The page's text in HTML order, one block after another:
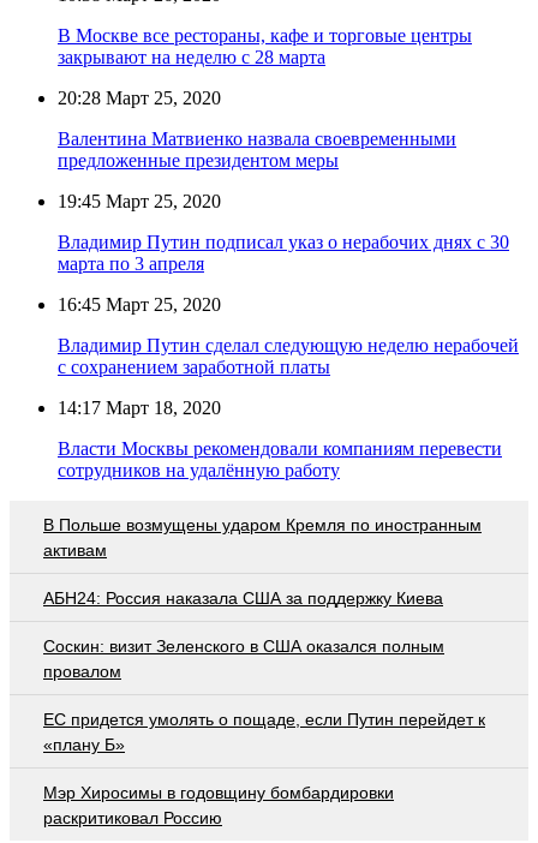
В Москве все рестораны, кафе и торговые центры
закрывают на неделю с 28 марта
20:28 Март 25, 2020
Валентина Матвиенко назвала своевременными
предложенные президентом меры
19:45 Март 25, 2020
Владимир Путин подписал указ о нерабочих днях с 30
марта по 3 апреля
16:45 Март 25, 2020
Владимир Путин сделал следующую неделю нерабочей
с сохранением заработной платы
14:17 Март 18, 2020
Власти Москвы рекомендовали компаниям перевести
сотрудников на удалённую работу
В Польше возмущены ударом Кремля по иностранным
активам
АБН24: Россия наказала США за поддержку Киева
Соскин: визит Зеленского в США оказался полным
провалом
EC придется умолять о пощаде, если Путин перейдет к
«плану Б»
Мэр Хиросимы в годовщину бомбардировки
раскритиковал Россию